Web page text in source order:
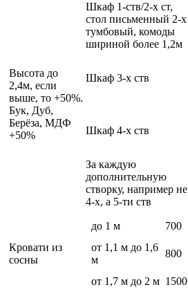
Высота до
2,4м, если
выше, то +50%.
Бук, Дуб,
Берёза, МДФ
+50%
Шкаф 1-ств/2-х ст,
стол письменный 2-х
тумбовый, комоды
шириной более 1,2м
Шкаф 3-х ств
Шкаф 4-х ств
За каждую
дополнительную
створку, например не
4-х, а 5-ти ств
Кровати из
сосны
до 1 м 700
от 1,1 м до 1,6
м
800
от 1,7 м до 2 м 1500